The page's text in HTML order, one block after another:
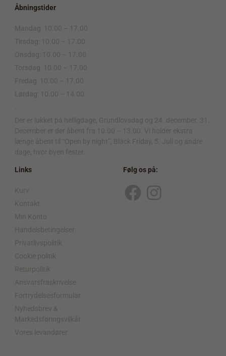
Åbningstider
Mandag: 10.00 – 17.00
Tirsdag: 10.00 – 17.00
Onsdag: 10.00 – 17.00
Torsdag: 10.00 – 17.00
Fredag: 10.00 – 17.00
Lørdag: 10.00 – 14.00
Der er lukket på helligdage, Grundlovsdag og 24. december. 31.
December er der åbent fra 10.00 – 13.00. Vi holder ekstra
længe åbent til “Open by night”, Black Friday, 5. Juli og andre
dage, hvor byen fester.
Links
Kurv
Kontakt
Min Konto
Handelsbetingelser
Privatlivspolitik
Cookie politik
Returpolitik
Ansvarsfraskrivelse
Fortrydelsesformular
Nyhedsbrev &
Markedsføringsvilkår
Vores levandører
Følg os på:
F
I